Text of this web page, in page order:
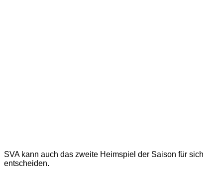
SVA kann auch das zweite Heimspiel der Saison für sich
entscheiden.